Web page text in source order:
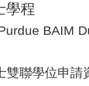
學程
BAIM
雙聯學位申請